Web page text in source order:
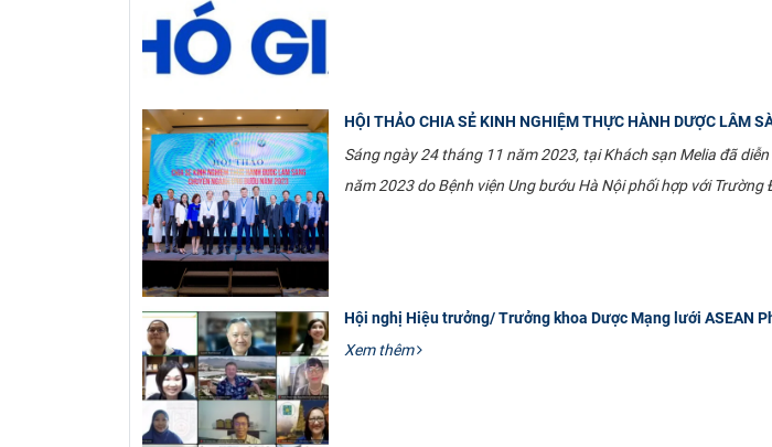
HỘI THẢO CHIA SẺ KINH NGHIỆM THỰC HÀNH DƯỢC LÂM
Sáng ngày 24 tháng 11 năm 2023, tại Khách sạn Melia đã
năm 2023 do Bệnh viện Ung bướu Hà Nội phối hợp với Trường
Hội nghị Hiệu trưởng/ Trưởng khoa Dược Mạng lưới ASEAN
Xem thêm